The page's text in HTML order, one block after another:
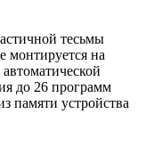
тесьмы
монтируется на
до 26 программ
памяти устройства